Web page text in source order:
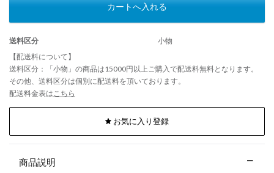
カートへ入れる
送料区分
小物
【配送料について】
送料区分：「小物」の商品は15000円以上ご購入で配送料無料となります。
その他、送料区分は個別に配送料を頂いております。
配送料金表は こちら
お気に入り登録
商品説明